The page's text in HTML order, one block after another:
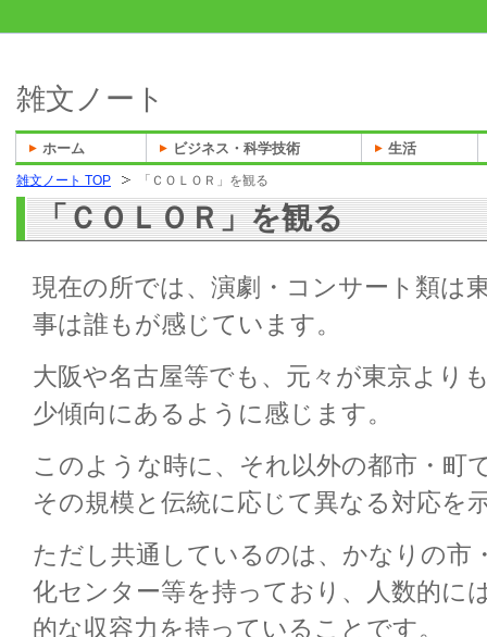
雑文ノート TOP 「ＣＯＬＯＲ」を観る
「ＣＯＬＯＲ」を観る
現在の所では、演劇・コンサート類は
事は誰もが感じています。
大阪や名古屋等でも、元々が東京より
少傾向にあるように感じます。
このような時に、それ以外の都市・町
その規模と伝統に応じて異なる対応を
ただし共通しているのは、かなりの市
化センター等を持っており、人数的に
的な収容力を持っていることです。
雑文ノート
ホーム ビジネス・科学技術 生活